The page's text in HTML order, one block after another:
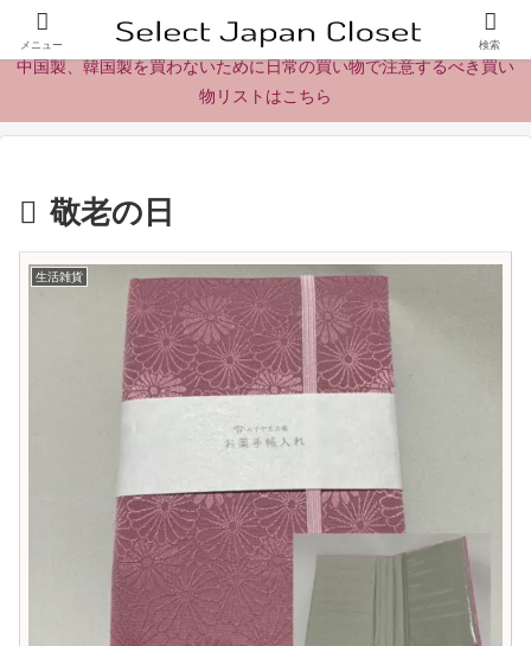
日本製の商品、製品、食品レビューとニュース
中国製、韓国製を買わないために日常の買い物で注意するべき買い
物リストはこちら
敬老の日
生活雑貨
メニュー 検索